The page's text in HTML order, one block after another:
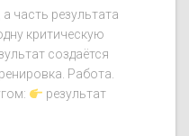
часть результата
критическую
создаётся
Работа.
результат